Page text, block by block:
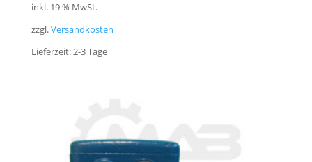
inkl. 19 % MwSt.
zzgl.Versandkosten
Lieferzeit:2-3 Tage